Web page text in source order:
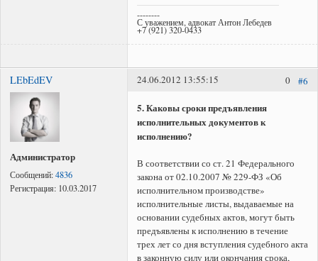
--------
С уважением, адвокат Антон Лебедев
+7 (921) 320-0433
LEbEdEV
Администратор
Сообщений:4836
Регистрация: 10.03.2017
#6
0
24.06.2012 13:55:15
5. Каковы сроки предъявления
исполнительных документов к
исполнению?
В соответствии со ст. 21 Федерального
закона от 02.10.2007 № 229-ФЗ «Об
исполнительном производстве»
исполнительные листы, выдаваемые на
основании судебных актов, могут быть
предъявлены к исполнению в течение
трех лет со дня вступления судебного акта
в законную силу или окончания срока,